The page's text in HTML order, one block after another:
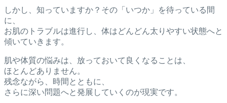
しかし、知っていますか？その「いつか」を待っている間
に、
お肌のトラブルは進行し、体はどんどん太りやすい状態へと
傾いていきます。
肌や体質の悩みは、放っておいて良くなることは、
ほとんどありません。
残念ながら、時間とともに、
さらに深い問題へと発展していくのが現実です。